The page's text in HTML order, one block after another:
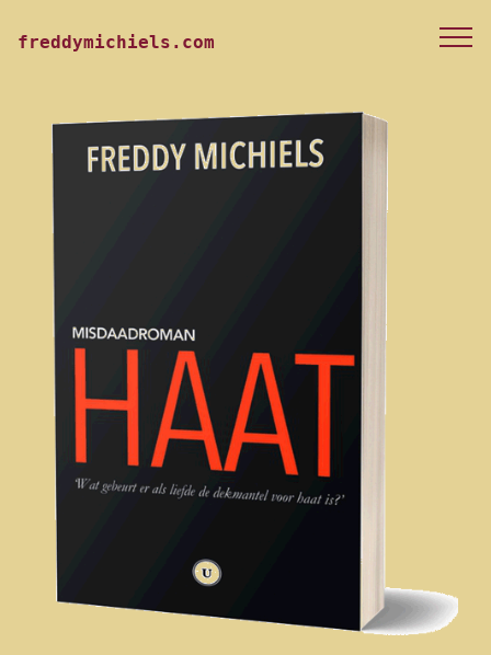
freddymichiels.com